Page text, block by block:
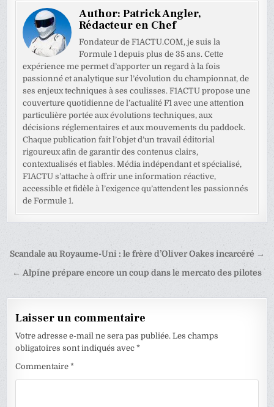
Author:Patrick Angler,
Rédacteur en Chef
Fondateur de F1ACTU.COM, je suis la
Formule 1 depuis plus de 35 ans. Cette
expérience me permet d’apporter un regard à la fois
passionné et analytique sur l’évolution du championnat, de
ses enjeux techniques à ses coulisses. F1ACTU propose une
couverture quotidienne de l’actualité F1 avec une attention
particulière portée aux évolutions techniques, aux
décisions réglementaires et aux mouvements du paddock.
Chaque publication fait l’objet d’un travail éditorial
rigoureux afin de garantir des contenus clairs,
contextualisés et fiables. Média indépendant et spécialisé,
F1ACTU s’attache à offrir une information réactive,
accessible et fidèle à l’exigence qu’attendent les passionnés
de Formule 1.
Navigation
de
Scandale au Royaume-Uni : le frère d’Oliver Oakes incarcéré →
← Alpine prépare encore un coup dans le mercato des pilotes
Laisser un commentaire
Votre adresse e-mail ne sera pas publiée. Les champs
obligatoires sont indiqués avec*
Commentaire*